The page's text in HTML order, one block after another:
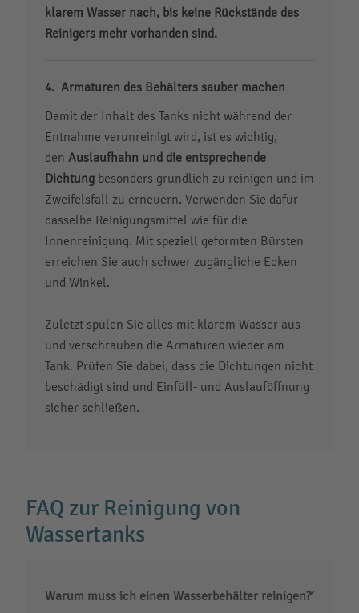
klarem Wasser nach, bis keine Rückstände des
Reinigers mehr vorhanden sind.
Armaturen des Behälters sauber machen
Damit der Inhalt des Tanks nicht während der
Entnahme verunreinigt wird, ist es wichtig,
den Auslaufhahn und die entsprechende
Dichtung besonders gründlich zu reinigen und im
Zweifelsfall zu erneuern. Verwenden Sie dafür
dasselbe Reinigungsmittel wie für die
Innenreinigung. Mit speziell geformten Bürsten
erreichen Sie auch schwer zugängliche Ecken
und Winkel.
Zuletzt spülen Sie alles mit klarem Wasser aus
und verschrauben die Armaturen wieder am
Tank. Prüfen Sie dabei, dass die Dichtungen nicht
beschädigt sind und Einfüll- und Auslauföffnung
sicher schließen.
FAQ zur Reinigung von
Wassertanks
Warum muss ich einen Wasserbehälter reinigen?